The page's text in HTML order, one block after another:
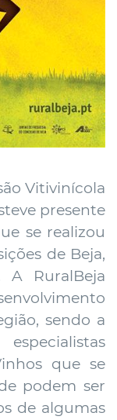
Vitivinícola
presente
se realizou
de Beja,
RuralBeja
sendo a
que se
podem ser
de algumas